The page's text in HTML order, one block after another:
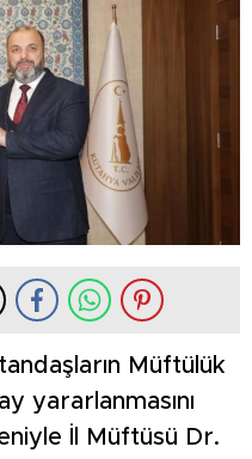
Müftülük
yararlanmasını
İl Müftüsü Dr.